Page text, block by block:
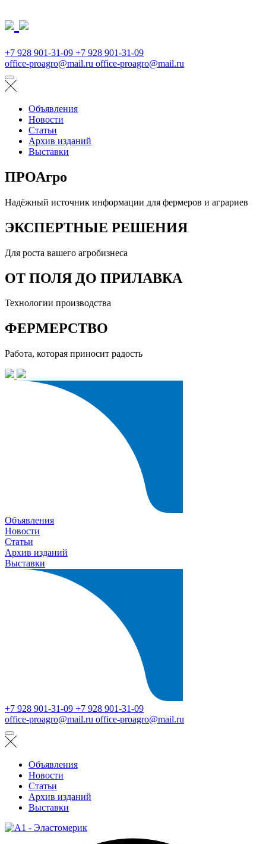
+7 928 901-31-09 +7 928 901-31-09
office-proagro@mail.ru office-proagro@mail.ru
Объявления
Новости
Статьи
Архив изданий
Выставки
ПРОАгро
Надёжный источник информации для фермеров и аграриев
ЭКСПЕРТНЫЕ РЕШЕНИЯ
Для роста вашего агробизнеса
ОТ ПОЛЯ ДО ПРИЛАВКА
Технологии производства
ФЕРМЕРСТВО
Работа, которая приносит радость
Объявления
Новости
Статьи
Архив изданий
Выставки
+7 928 901-31-09 +7 928 901-31-09
office-proagro@mail.ru office-proagro@mail.ru
Объявления
Новости
Статьи
Архив изданий
Выставки